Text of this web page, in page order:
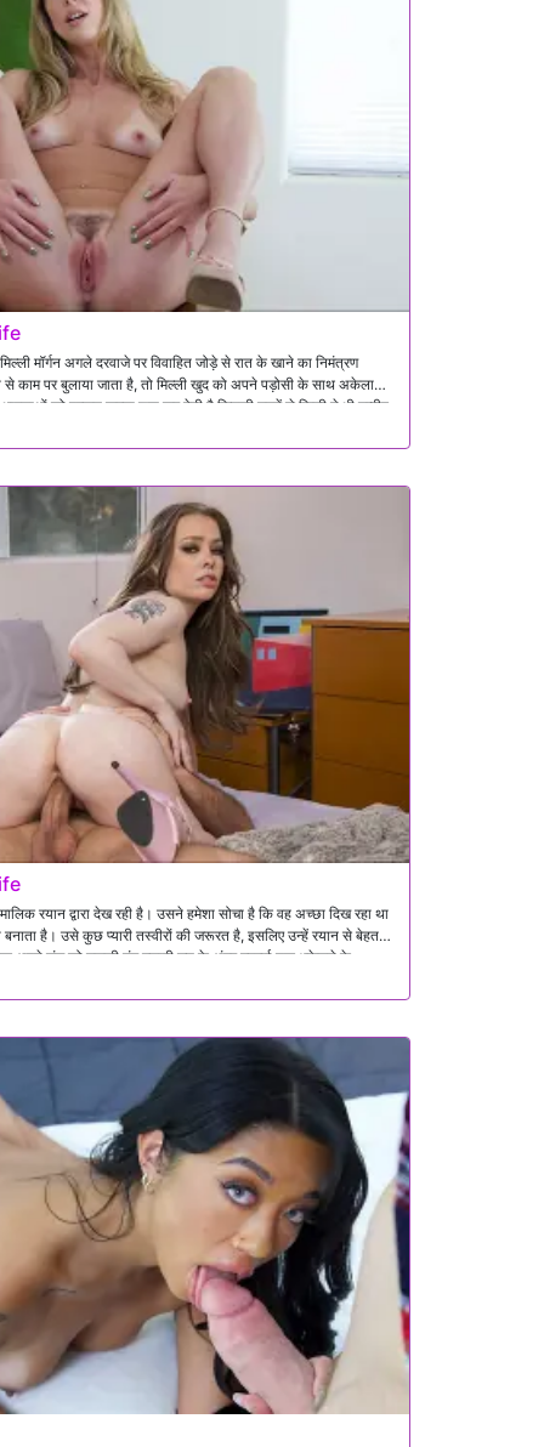
मॉर्गन अगले दरवाजे पर विवाहित जोड़े से रात के खाने का निमंत्रण
काम पर बुलाया जाता है, तो मिल्ली खुद को अपने पड़ोसी के साथ अकेला
को प्रकट करना शुरू कर देती है जिनकी उनमें से किसी ने भी उम्मीद
रयान द्वारा देख रही है। उसने हमेशा सोचा है कि वह अच्छा दिख रहा था
है। उसे कुछ प्यारी तस्वीरों की जरूरत है, इसलिए उन्हें रयान से बेहतर
अपने लंड को उसकी तंग गुलाबी चूत के अंदर गहराई तक धकेलने के